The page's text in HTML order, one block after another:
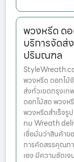
พวงหรีด ด
บริการจัดส่
ปริมณฑล
พวงหรีด ดอกไม้
ส่งทั่วเขตกรุงเ
ดอกไม้สด พวงห
พวงหรีดสำเร็จ
ทม Wreath
เชื่อมั่นว่าสินค้าข
การคัดสรรคุณภ
เอง มีความชัดเ